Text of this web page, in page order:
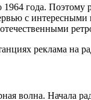
1964 года.
с
волна.